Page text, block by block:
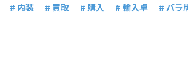
# 内装
# 買取 # 購入 # 輸入卓 # バラ